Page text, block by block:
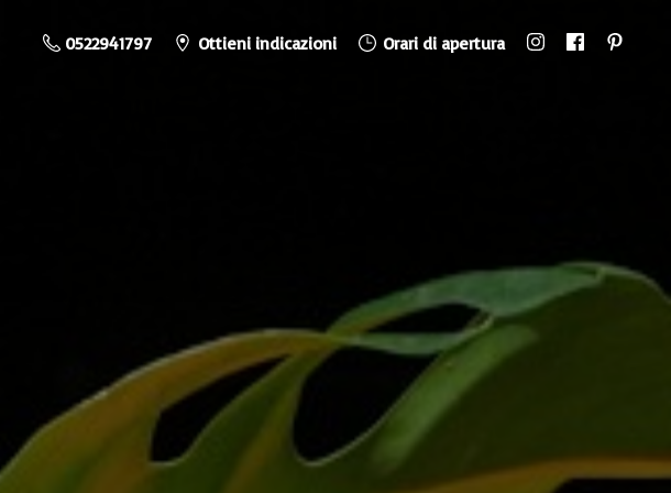
0522941797 Ottieni indicazioni Orari di apertura